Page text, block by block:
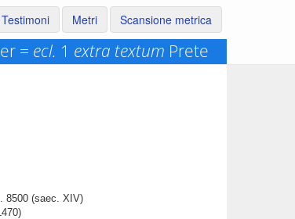
Testimoni Metri Scansione metrica
= ecl. 1 extra textum Prete
8500 (saec. XIV)